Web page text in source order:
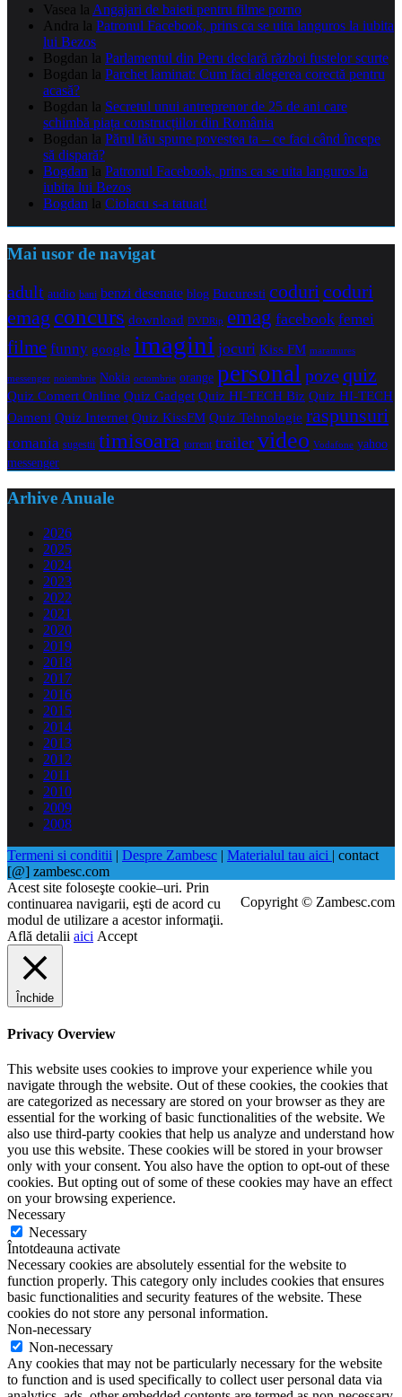
Vasea la Angajari de baieti pentru filme porno
Andra la Patronul Facebook, prins ca se uita languros la iubita
lui Bezos
Bogdan la Parlamentul din Peru declară război fustelor scurte
Bogdan la Parchet laminat: Cum faci alegerea corectă pentru
acasă?
Bogdan la Secretul unui antreprenor de 25 de ani care
schimbă piața construcțiilor din România
Bogdan la Părul tău spune povestea ta – ce faci când începe
să dispară?
Bogdan la Patronul Facebook, prins ca se uita languros la
iubita lui Bezos
Bogdan la Ciolacu s-a tatuat!
Mai usor de navigat
adult audio bani benzi desenate blog Bucuresti coduricoduri
emag concurs download DVDRip emag facebook femei
filme funny google imagini jocuri Kiss FM maramures
messenger noiembrie Nokia octombrie orange personal pozequiz
Quiz Comert Online Quiz Gadget Quiz HI-TECH Biz Quiz HI-TECH
Oameni Quiz Internet Quiz KissFM Quiz Tehnologie raspunsuri
romania sugestii timisoara torrent trailer video Vodafone yahoo
messenger
Arhive Anuale
2026
2025
2024
2023
2022
2021
2020
2019
2018
2017
2016
2015
2014
2013
2012
2011
2010
2009
2008
Termeni si conditii | Despre Zambesc | Materialul tau aici | contact
[@] zambesc.com
Copyright © Zambesc.com
Acest site foloseşte cookie–uri. Prin
continuarea navigarii, eşti de acord cu
modul de utilizare a acestor informaţii.
Află detalii aici Accept
Închide
Privacy Overview
This website uses cookies to improve your experience while you
navigate through the website. Out of these cookies, the cookies that
are categorized as necessary are stored on your browser as they are
essential for the working of basic functionalities of the website. We
also use third-party cookies that help us analyze and understand how
you use this website. These cookies will be stored in your browser
only with your consent. You also have the option to opt-out of these
cookies. But opting out of some of these cookies may have an effect
on your browsing experience.
Necessary
Necessary
Întotdeauna activate
Necessary cookies are absolutely essential for the website to
function properly. This category only includes cookies that ensures
basic functionalities and security features of the website. These
cookies do not store any personal information.
Non-necessary
Non-necessary
Any cookies that may not be particularly necessary for the website
to function and is used specifically to collect user personal data via